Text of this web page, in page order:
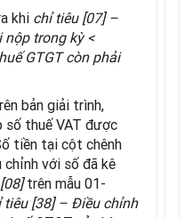
khi chỉ tiêu [07] –
nộp trong kỳ <
GTGT còn phải
bản giải trình,
số thuế VAT được
tiền tại cột chênh
chỉnh với số đã kê
trên mẫu 01-
tiêu [38] – Điều chỉnh